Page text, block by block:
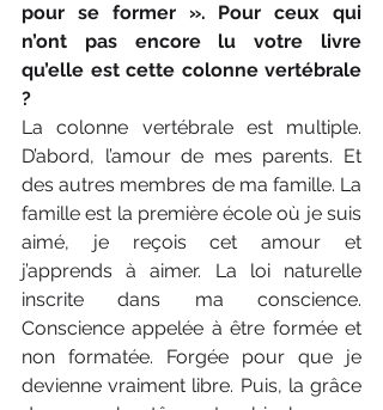
pour se former ». Pour ceux qui
n’ont pas encore lu votre livre
qu’elle est cette colonne vertébrale
?
La colonne vertébrale est multiple.
D’abord, l’amour de mes parents. Et
des autres membres de ma famille. La
famille est la première école où je suis
aimé, je reçois cet amour et
j’apprends à aimer. La loi naturelle
inscrite dans ma conscience.
Conscience appelée à être formée et
non formatée. Forgée pour que je
devienne vraiment libre. Puis, la grâce